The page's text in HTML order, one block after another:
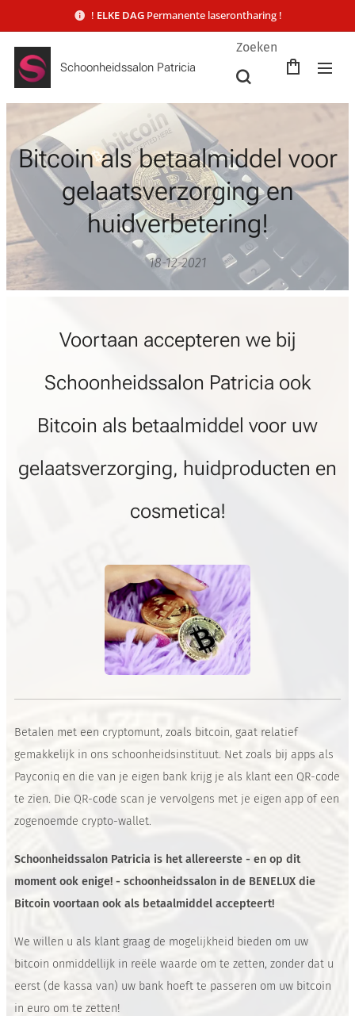
! ELKE DAGPermanente laserontharing !
Schoonheidssalon Patricia
Zoeken
Bitcoin als betaalmiddel voor
gelaatsverzorging en
huidverbetering!
18-12-2021
Voortaan accepteren we bij
Schoonheidssalon Patricia ook
Bitcoin als betaalmiddel voor uw
gelaatsverzorging, huidproducten en
cosmetica!
Betalen met een cryptomunt, zoals bitcoin, gaat relatief
gemakkelijk in ons schoonheidsinstituut. Net zoals bij apps als
Payconiq en die van je eigen bank krijg je als klant een QR-code
te zien. Die QR-code scan je vervolgens met je eigen app of een
zogenoemde crypto-wallet.
Schoonheidssalon Patricia is het allereerste - en op dit
moment ook enige! - schoonheidssalon in de BENELUX die
Bitcoin voortaan ook als betaalmiddel accepteert!
We willen u als klant graag de mogelijkheid bieden om uw
bitcoin onmiddellijk in reële waarde om te zetten, zonder dat u
eerst (de kassa van) uw bank hoeft te passeren om uw bitcoin
in euro om te zetten!